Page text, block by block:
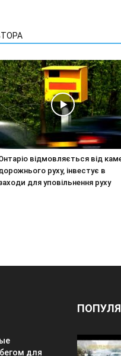
відмовляється від
руху, інвестує в
для уповільнення руху
для